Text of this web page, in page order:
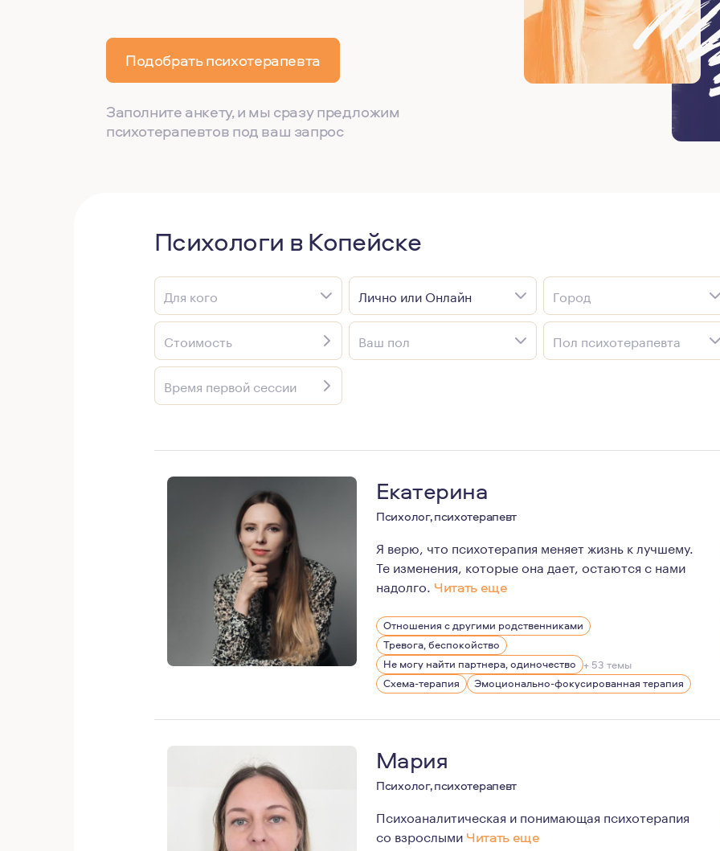
Подобрать психотерапевта
Заполните анкету, и мы сразу предложим
психотерапевтов под ваш запрос
Психологи в Копейске
Для кого Лично или Онлайн Город
Стоимость Ваш пол Пол психотерапевта
Время первой сессии
Екатерина
Психолог, психотерапевт
Я верю, что психотерапия меняет жизнь к лучшему.
Те изменения, которые она дает, остаются с нами
надолго. Читать еще
Мне 31 год, замужем, есть дочь. Более 12 лет в
Отношения с другими родственниками
Тревога, беспокойство
Не могу найти партнера, одиночество + 53 темы
Схема-терапия
Эмоционально-фокусированная терапия
Мария
Психолог, психотерапевт
Психоаналитическая и понимающая психотерапия
со взрослыми Читать еще